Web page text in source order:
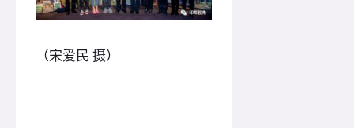
（宋爱民 摄）